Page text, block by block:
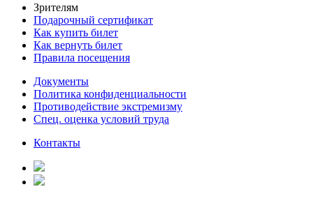
Зрителям
Подарочный сертификат
Как купить билет
Как вернуть билет
Правила посещения
Документы
Политика конфиденциальности
Противодействие экстремизму
Спец. оценка условий труда
Контакты